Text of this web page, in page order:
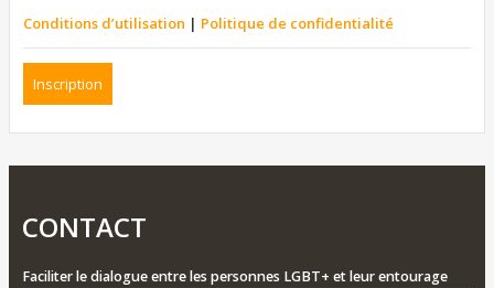
Conditions d’utilisation | Politique de confidentialité
Inscription
CONTACT
Faciliter le dialogue entre les personnes LGBT+ et leur entourage